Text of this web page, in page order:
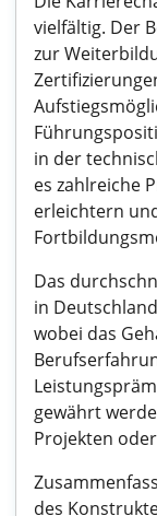
vielfältig. Der
zur
in der
es zahlreiche
erleichtern
Das
in
wobei das
gewährt
Projekten
des